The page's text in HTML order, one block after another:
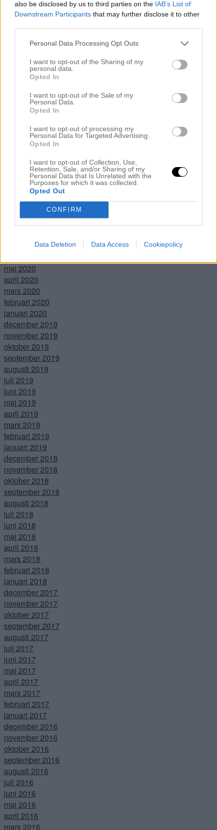
also be disclosed by us to third parties on the IAB’s List of
Downstream Participants that may further disclose it to other
Personal Data Processing Opt Outs
I want to opt-out of the Sharing of my
personal data.
Opted In
I want to opt-out of the Sale of my
Personal Data.
Opted In
I want to opt-out of processing my
Personal Data for Targeted Advertising.
Opted In
I want to opt-out of Collection, Use,
Retention, Sale, and/or Sharing of my
Personal Data that Is Unrelated with the
Purposes for which it was collected.
Opted Out
CONFIRM
Data Deletion Data Access Cookiepolicy
april 2022
januari 2022
november 2021
oktober 2021
augusti 2021
juli 2021
maj 2021
april 2021
februari 2021
januari 2021
december 2020
november 2020
oktober 2020
september 2020
maj 2020
april 2020
mars 2020
februari 2020
januari 2020
december 2019
november 2019
oktober 2019
september 2019
augusti 2019
juli 2019
juni 2019
maj 2019
april 2019
mars 2019
februari 2019
januari 2019
december 2018
november 2018
oktober 2018
september 2018
augusti 2018
juli 2018
juni 2018
maj 2018
april 2018
mars 2018
februari 2018
januari 2018
december 2017
november 2017
oktober 2017
september 2017
augusti 2017
juli 2017
juni 2017
maj 2017
april 2017
mars 2017
februari 2017
januari 2017
december 2016
november 2016
oktober 2016
september 2016
augusti 2016
juli 2016
juni 2016
maj 2016
april 2016
mars 2016